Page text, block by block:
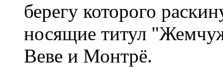
берегу которого
носящие титул
Веве и Монтрё.